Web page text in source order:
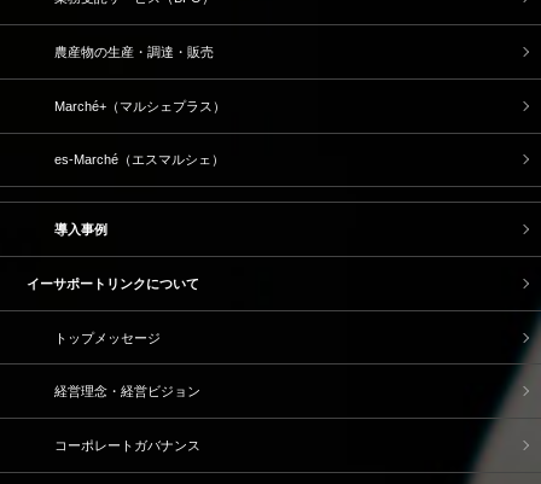
農産物の生産・調達・販売
Marché+（マルシェプラス）
es-Marché（エスマルシェ）
導入事例
イーサポートリンクについて
トップメッセージ
経営理念・経営ビジョン
コーポレートガバナンス